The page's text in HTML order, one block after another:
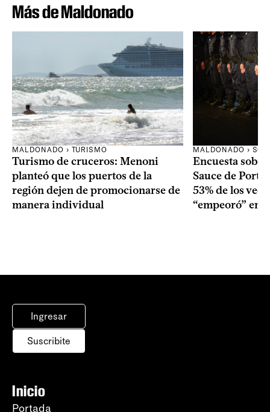
Más de Maldonado
MALDONADO › TURISMO
Turismo de cruceros: Menoni
planteó que los puertos de la
región dejen de promocionarse de
manera individual
MALDONADO ›
Encuesta
Sauce de
53% de los
“empeoró” en
Ingresar
Suscribite
Inicio
Portada